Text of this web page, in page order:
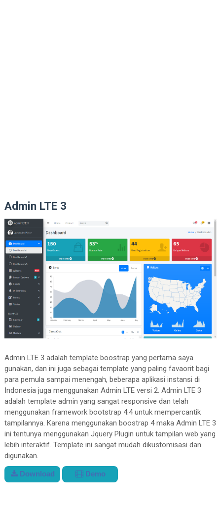
Admin LTE 3
Admin LTE 3 adalah template boostrap yang pertama saya
gunakan, dan ini juga sebagai template yang paling favaorit bagi
para pemula sampai menengah, beberapa aplikasi instansi di
Indonesia juga menggunakan Admin LTE versi 2. Admin LTE 3
adalah template admin yang sangat responsive dan telah
menggunakan framework bootstrap 4.4 untuk mempercantik
tampilannya. Karena menggunakan boostrap 4 maka Admin LTE 3
ini tentunya menggunakan Jquery Plugin untuk tampilan web yang
lebih interaktif. Template ini sangat mudah dikustomisasi dan
digunakan.
Download Demo